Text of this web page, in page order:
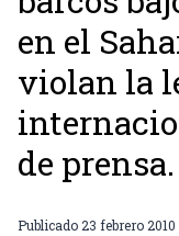
en el
violan la
de prensa.
Publicado23 febrero 2010